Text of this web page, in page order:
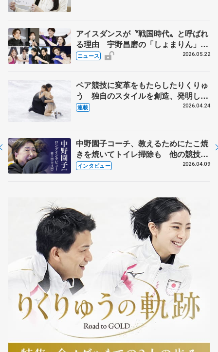
アイスダンスが〝戦国時代〟と呼ばれ
る理由 宇野昌磨の「しょまりん」ら
実力者が相次いで参戦 国内の競争激
ニュース 2026.05.22
ペア競技に変革をもたらしたりくりゅ
う 独自のスタイルを創造、発明した
【引退発表後②】
連載 2026.04.24
中野園子コーチ、教えるためにたこ焼
きを焼いてトイレ掃除も 他の競技に
も通用するという坂本花織の筋肉
インタビュー 2026.04.09